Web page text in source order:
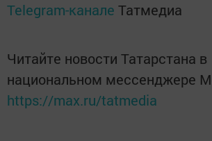
Telegram-канале Татмедиа
Читайте новости Татарстана в
национальном мессенджере
https://max.ru/tatmedia